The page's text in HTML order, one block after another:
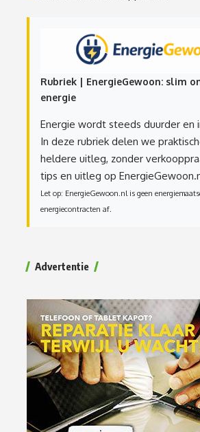
Rubriek | EnergieGewoon: slim
energie
Energie wordt steeds duurder en
In deze rubriek delen we
heldere uitleg, zonder
tips en uitleg op
Let op: EnergieGewoon.nl is geen
energiecontracten af.
Advertentie